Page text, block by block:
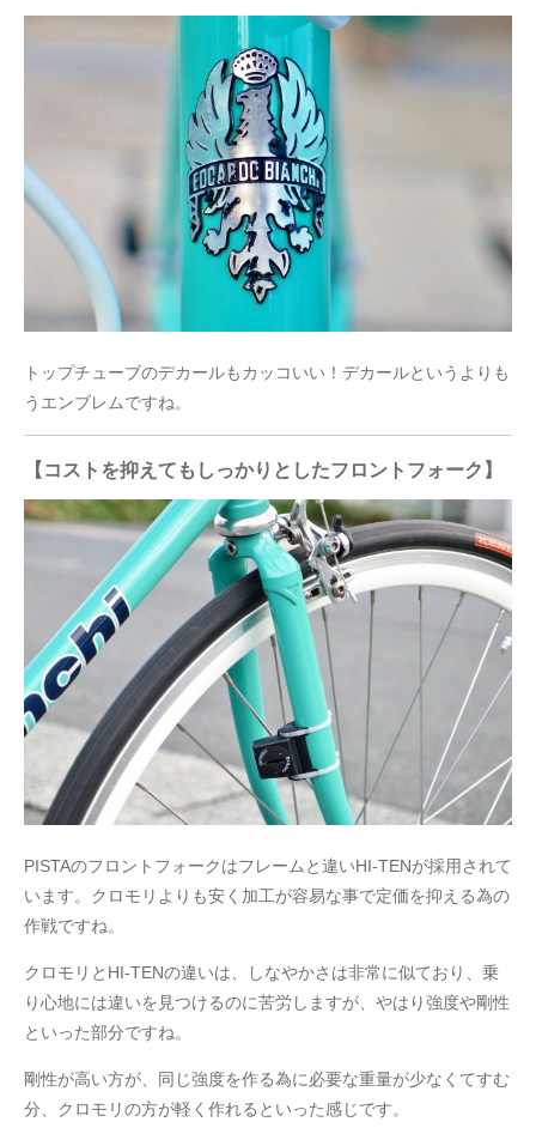
トップチューブのデカールもカッコいい！デカールというよりも
うエンブレムですね。
【コストを抑えてもしっかりとしたフロントフォーク】
PISTAのフロントフォークはフレームと違いHI-TENが採用されて
います。クロモリよりも安く加工が容易な事で定価を抑える為の
作戦ですね。
クロモリとHI-TENの違いは、しなやかさは非常に似ており、乗
り心地には違いを見つけるのに苦労しますが、やはり強度や剛性
といった部分ですね。
剛性が高い方が、同じ強度を作る為に必要な重量が少なくてすむ
分、クロモリの方が軽く作れるといった感じです。